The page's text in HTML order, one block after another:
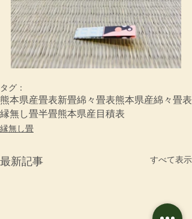
タグ：
熊本県産畳表新畳綿々畳表熊本県産綿々畳表
縁無し畳半畳熊本県産目積表
縁無し畳
最新記事 すべて表示